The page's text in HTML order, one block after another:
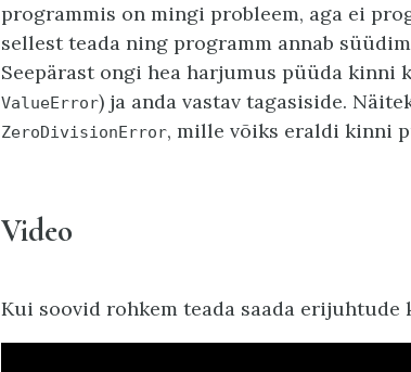
programmis on mingi probleem, aga ei
sellest teada ning programm annab
Seepärast ongi hea harjumus püüda kinni
ValueError) ja anda vastav tagasiside.
ZeroDivisionError, mille võiks eraldi kinni
Video
Kui soovid rohkem teada saada erijuhtude